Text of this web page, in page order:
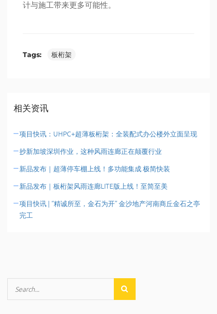
计与施工带来更多可能性。
Tags: 板桁架
相关资讯
项目快讯：UHPC+超薄板桁架：全装配式办公楼外立面呈现
抄新加坡深圳作业，这种风雨连廊正在颠覆行业
新品发布｜超薄停车棚上线！多功能集成 极简快装
新品发布｜板桁架风雨连廊LITE版上线！至简至美
项目快讯 | “精诚所至，金石为开” 金沙地产河南商丘金石之亭
完工